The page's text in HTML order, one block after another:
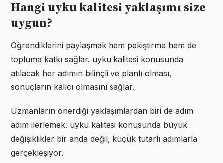
Hangi uyku kalitesi yaklaşımı size
uygun?
Öğrendiklerini paylaşmak hem pekiştirme hem de
topluma katkı sağlar. uyku kalitesi konusunda
atılacak her adımın bilinçli ve planlı olması,
sonuçların kalıcı olmasını sağlar.
Uzmanların önerdiği yaklaşımlardan biri de adım
adım ilerlemek. uyku kalitesi konusunda büyük
değişiklikler bir anda değil, küçük tutarlı adımlarla
gerçekleşiyor.